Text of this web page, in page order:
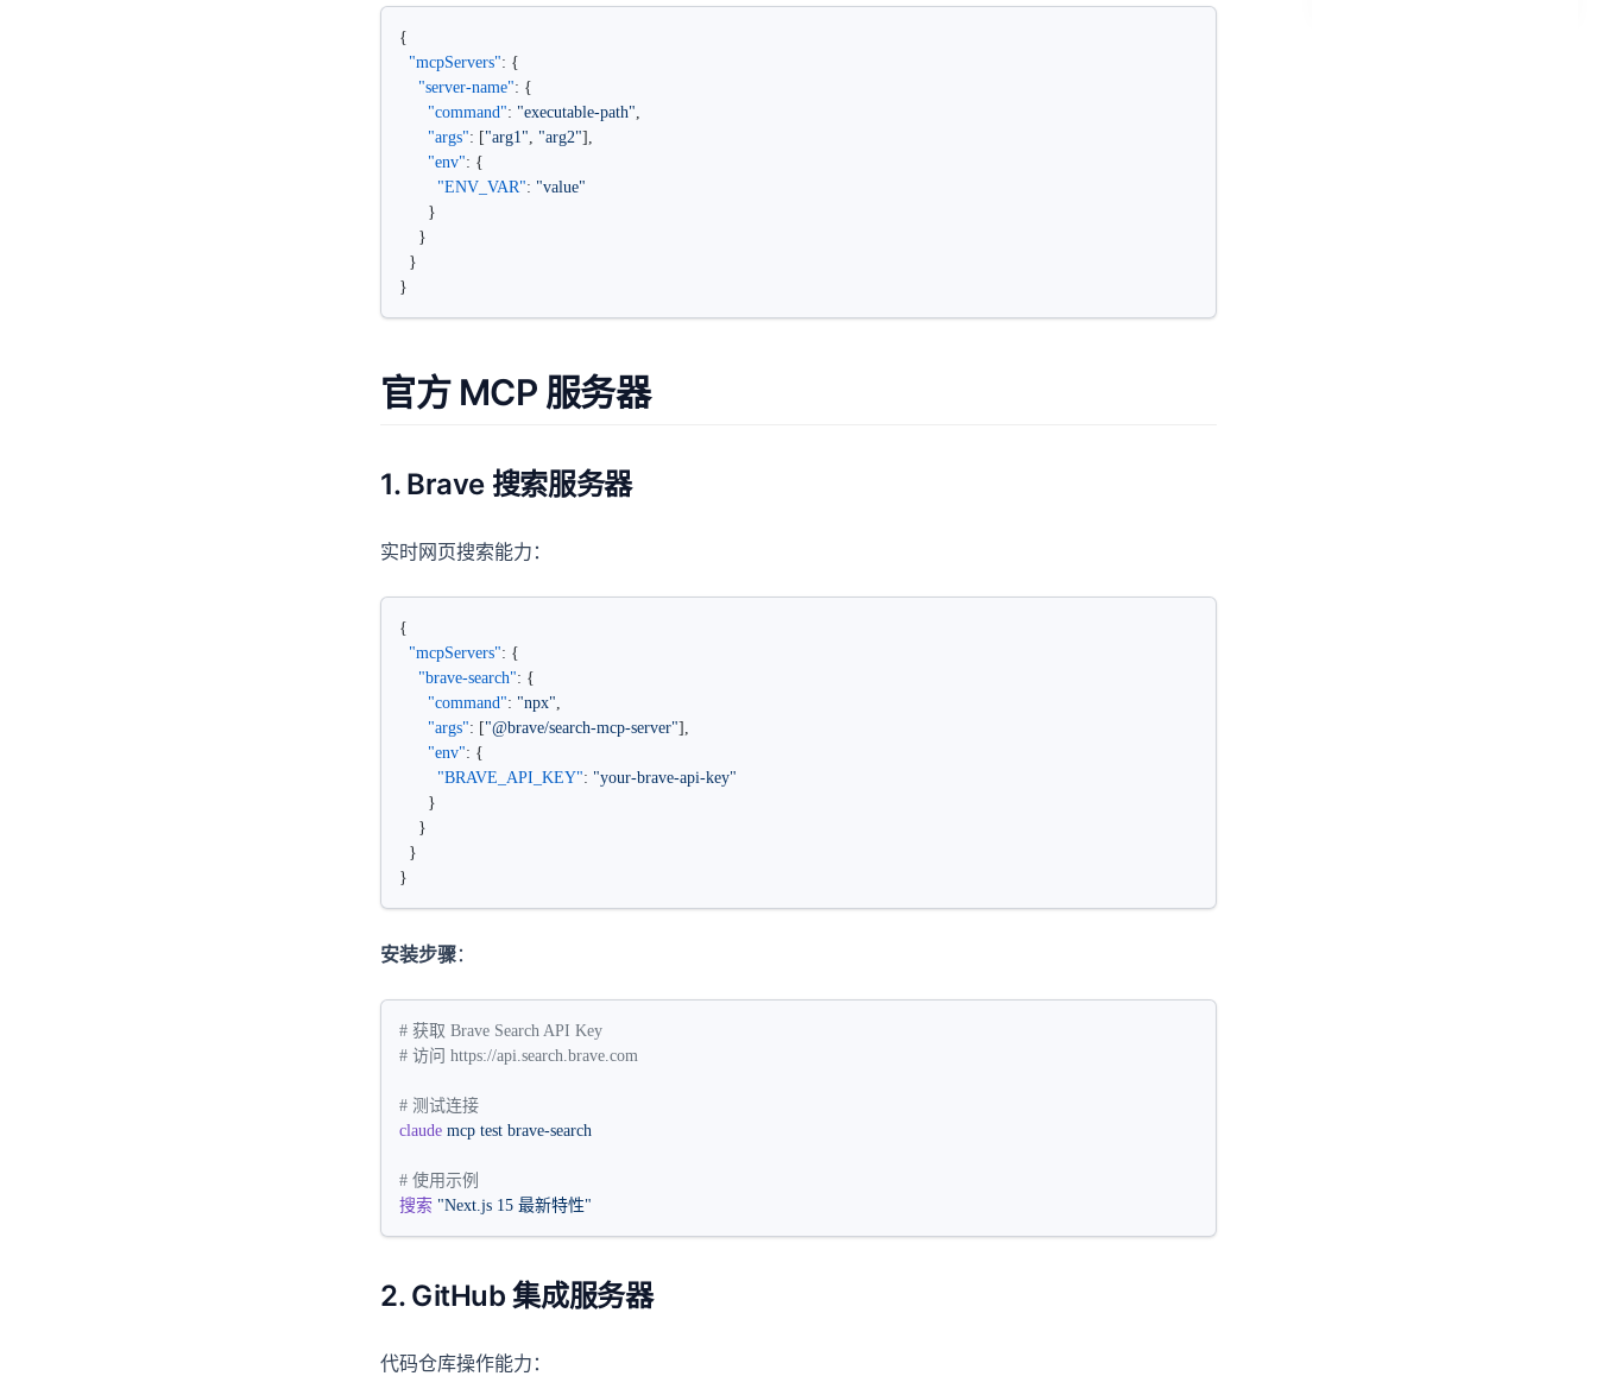
{
  "mcpServers"
: {
    "server-name"
: {
      "command"
: "executable-path",
      "args"
: ["arg1", "arg2"],
      "env"
: {
        "ENV_VAR"
: "value"
      }
    }
  }
}
官方 MCP 服务器
1. Brave 搜索服务器
实时网页搜索能力：
{
  "mcpServers"
: {
    "brave-search"
: {
      "command"
: "npx",
      "args"
: ["@brave/search-mcp-server"],
      "env"
: {
        "BRAVE_API_KEY"
: "your-brave-api-key"
      }
    }
  }
}
安装步骤：
# 获取 Brave Search API Key
# 访问 https://api.search.brave.com
# 测试连接
claude mcp test brave-search
# 使用示例
搜索 "Next.js 15 最新特性"
2. GitHub 集成服务器
代码仓库操作能力：